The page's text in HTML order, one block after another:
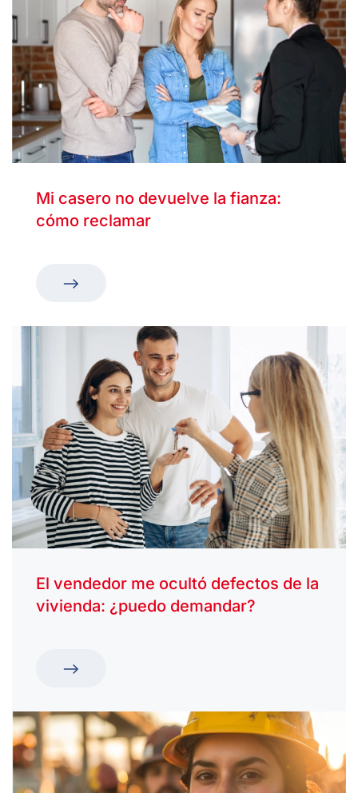
Mi casero no devuelve la fianza:
cómo reclamar
El vendedor me ocultó defectos de la
vivienda: ¿puedo demandar?